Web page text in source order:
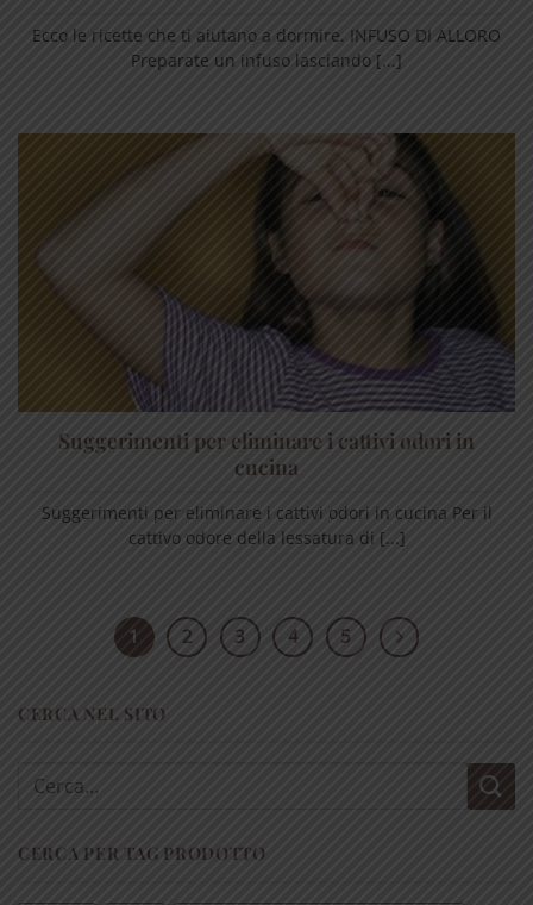
Ecco le ricette che ti aiutano a dormire. INFUSO DI ALLORO
Preparate un infuso lasciando [...]
Suggerimenti per eliminare i cattivi odori in
cucina
Suggerimenti per eliminare i cattivi odori in cucina Per il
cattivo odore della lessatura di [...]
1 2 3 4 5
CERCA NEL SITO
Cerca:
CERCA PER TAG PRODOTTO